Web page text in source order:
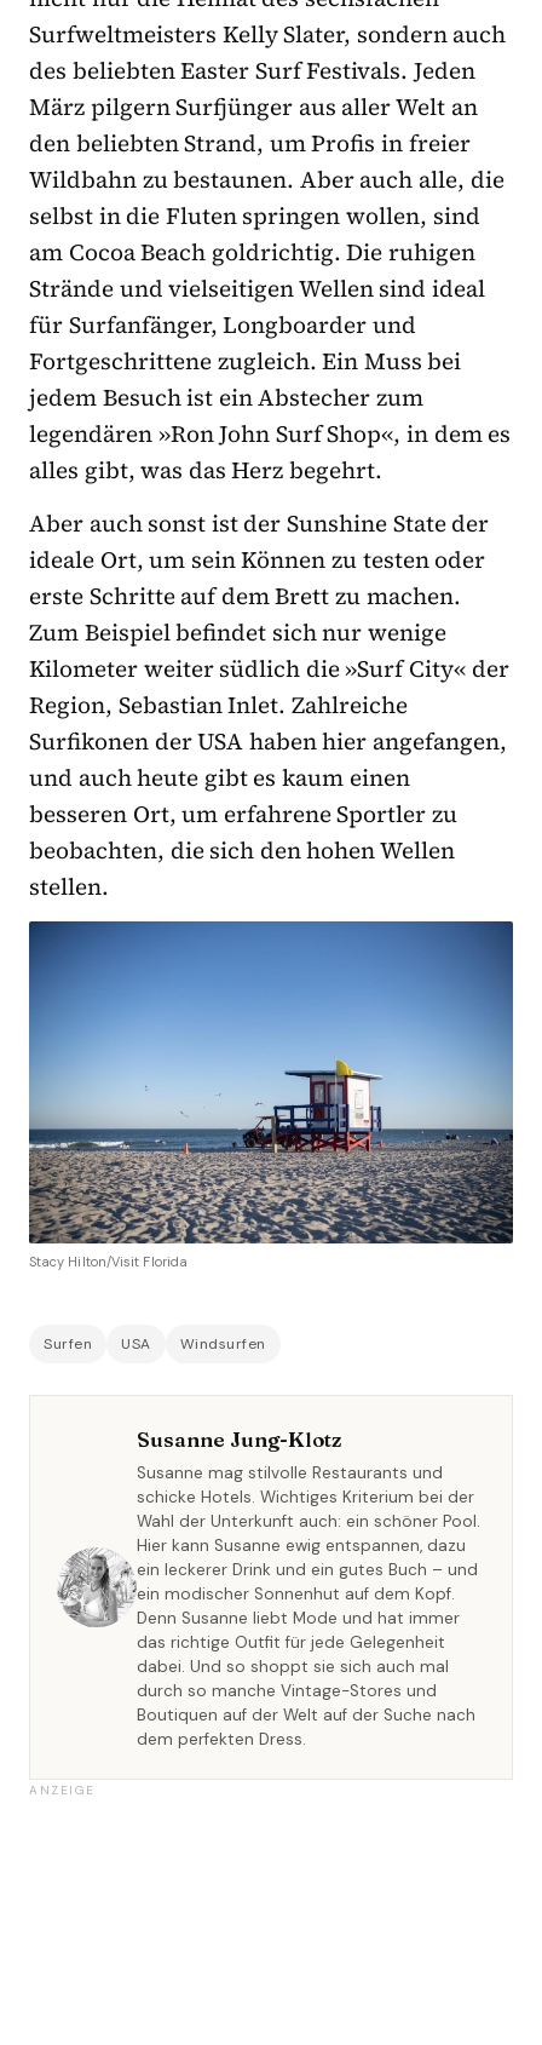
Surfweltmeisters Kelly Slater, sondern auch
des beliebten Easter Surf Festivals. Jeden
März pilgern Surfjünger aus aller Welt an
den beliebten Strand, um Profis in freier
Wildbahn zu bestaunen. Aber auch alle, die
selbst in die Fluten springen wollen, sind
am Cocoa Beach goldrichtig. Die ruhigen
Strände und vielseitigen Wellen sind ideal
für Surfanfänger, Longboarder und
Fortgeschrittene zugleich. Ein Muss bei
jedem Besuch ist ein Abstecher zum
legendären »Ron John Surf Shop«, in dem es
alles gibt, was das Herz begehrt.
Aber auch sonst ist der Sunshine State der
ideale Ort, um sein Können zu testen oder
erste Schritte auf dem Brett zu machen.
Zum Beispiel befindet sich nur wenige
Kilometer weiter südlich die »Surf City« der
Region, Sebastian Inlet. Zahlreiche
Surfikonen der USA haben hier angefangen,
und auch heute gibt es kaum einen
besseren Ort, um erfahrene Sportler zu
beobachten, die sich den hohen Wellen
stellen.
Stacy Hilton/Visit Florida
Surfen USA Windsurfen
Susanne Jung-Klotz
Susanne mag stilvolle Restaurants und
schicke Hotels. Wichtiges Kriterium bei der
Wahl der Unterkunft auch: ein schöner Pool.
Hier kann Susanne ewig entspannen, dazu
ein leckerer Drink und ein gutes Buch – und
ein modischer Sonnenhut auf dem Kopf.
Denn Susanne liebt Mode und hat immer
das richtige Outfit für jede Gelegenheit
dabei. Und so shoppt sie sich auch mal
durch so manche Vintage-Stores und
Boutiquen auf der Welt auf der Suche nach
dem perfekten Dress.
ANZEIGE